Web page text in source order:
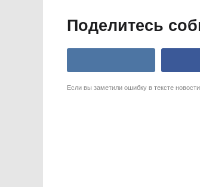
Поделитесь
Если вы заметили ошибку в тексте